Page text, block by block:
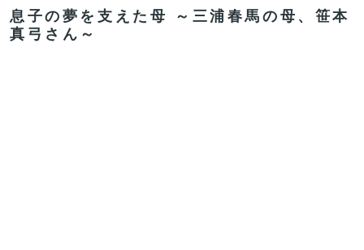
息子の夢を支えた母 ～三浦春馬の母、笹本
真弓さん～